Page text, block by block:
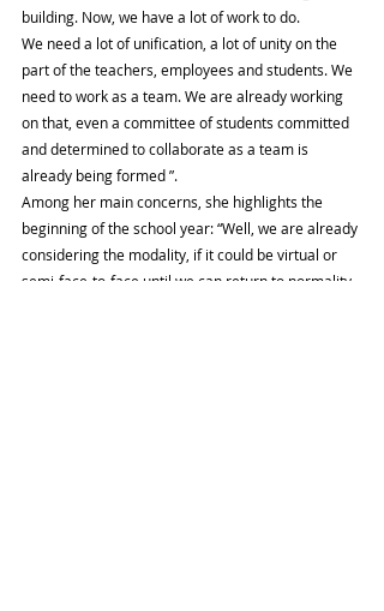
building. Now, we have a lot of work to do.
We need a lot of unification, a lot of unity on the
part of the teachers, employees and students. We
need to work as a team. We are already working
on that, even a committee of students committed
and determined to collaborate as a team is
already being formed ”.
Among her main concerns, she highlights the
beginning of the school year: “Well, we are already
considering the modality, if it could be virtual or
semi-face-to-face until we can return to normality.